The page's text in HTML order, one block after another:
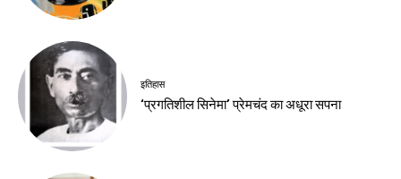
इतिहास
‘प्रगतिशील सिनेमा’ प्रेमचंद का अधूरा सपना